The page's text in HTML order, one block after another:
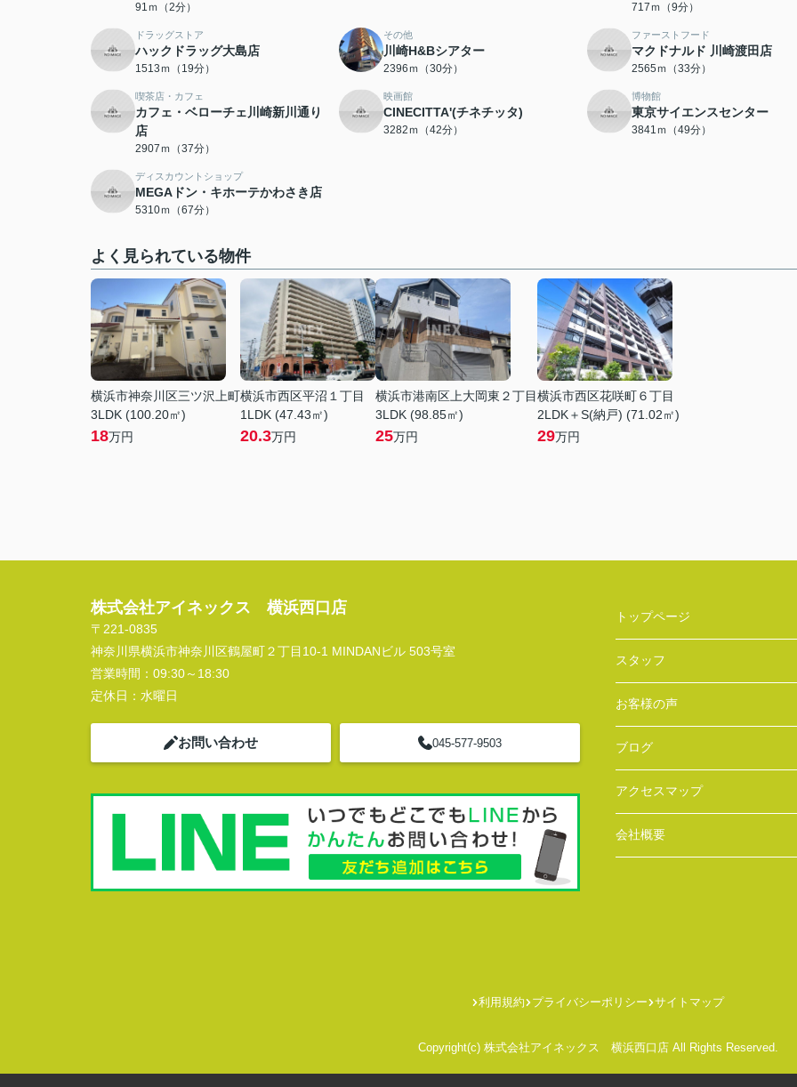
91ｍ（2分） 717ｍ（9分）
ドラッグストア
ハックドラッグ大島店
1513ｍ（19分）
その他
川崎H&Bシアター
2396ｍ（30分）
ファーストフード
マクドナルド 川崎渡田店
2565ｍ（33分）
喫茶店・カフェ
カフェ・ベローチェ川崎新川通り
店
2907ｍ（37分）
映画館
CINECITTA'(チネチッタ)
3282ｍ（42分）
博物館
東京サイエンスセンター
3841ｍ（49分）
ディスカウントショップ
MEGAドン・キホーテかわさき店
5310ｍ（67分）
よく見られている物件
横浜市神奈川区三ツ沢上町
3LDK (100.20㎡)
18万円
横浜市西区平沼１丁目
1LDK (47.43㎡)
20.3万円
横浜市港南区上大岡東２丁目
3LDK (98.85㎡)
25万円
横浜市西区花咲町６丁目
2LDK＋S(納戸) (71.02㎡)
29万円
株式会社アイネックス 横浜西口店
〒221-0835
神奈川県横浜市神奈川区鶴屋町２丁目10-1 MINDANビル 503号室
営業時間： 09:30～18:30
定休日： 水曜日
お問い合わせ 045-577-9503
トップページ
スタッフ
お客様の声
ブログ
アクセスマップ
会社概要
利用規約 プライバシーポリシー サイトマップ
Copyright(c) 株式会社アイネックス 横浜西口店 All Rights Reserved.